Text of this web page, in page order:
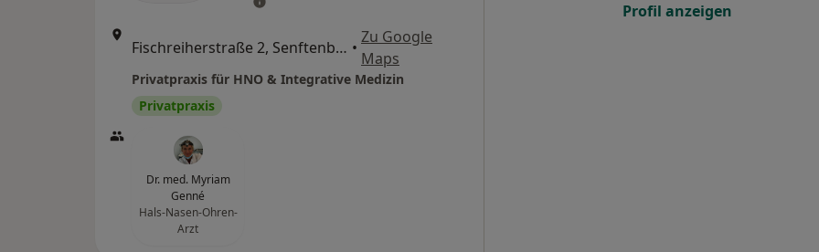
Fischreiherstraße 2, Senftenberg •
Zu Google
Maps
Privatpraxis für HNO & Integrative Medizin
Privatpraxis
Dr. med. Myriam
Genné
Hals-Nasen-Ohren-
Arzt
Profil anzeigen